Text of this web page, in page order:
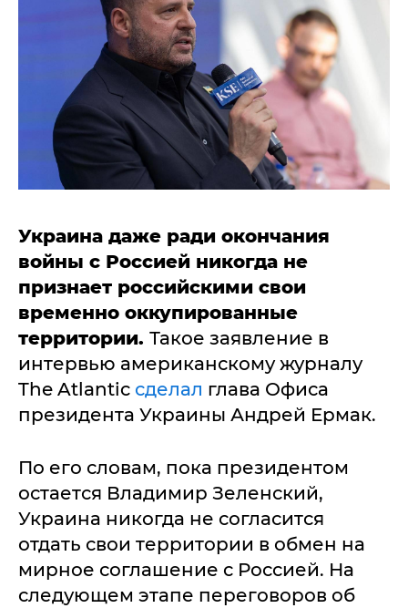
Украина даже ради окончания
войны с Россией никогда не
признает российскими свои
временно оккупированные
территории. Такое заявление в
интервью американскому журналу
The Atlantic сделал глава Офиса
президента Украины Андрей Ермак.
По его словам, пока президентом
остается Владимир Зеленский,
Украина никогда не согласится
отдать свои территории в обмен на
мирное соглашение с Россией. На
следующем этапе переговоров об